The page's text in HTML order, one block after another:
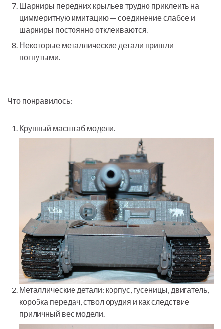
Шарниры передних крыльев трудно приклеить на
циммеритную имитацию — соединение слабое и
шарниры постоянно отклеиваются.
Некоторые металлические детали пришли
погнутыми.
Что понравилось:
Крупный масштаб модели.
Металлические детали: корпус, гусеницы, двигатель,
коробка передач, ствол орудия и как следствие
приличный вес модели.